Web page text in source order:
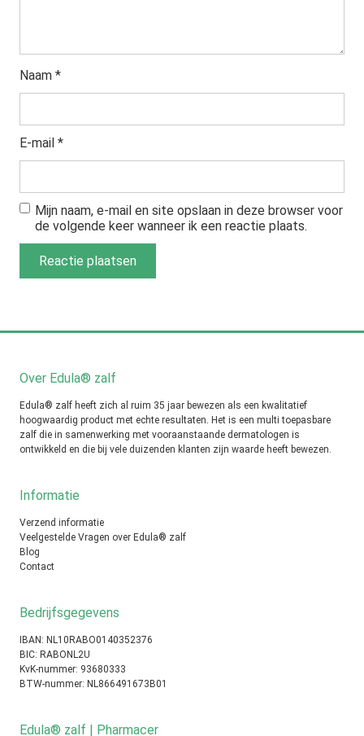
Naam *
E-mail *
Mijn naam, e-mail en site opslaan in deze browser voor
de volgende keer wanneer ik een reactie plaats.
Over Edula® zalf
Edula® zalf heeft zich al ruim 35 jaar bewezen als een kwalitatief
hoogwaardig product met echte resultaten. Het is een multi toepasbare
zalf die in samenwerking met vooraanstaande dermatologen is
ontwikkeld en die bij vele duizenden klanten zijn waarde heeft bewezen.
Informatie
Verzend informatie
Veelgestelde Vragen over Edula® zalf
Blog
Contact
Bedrijfsgegevens
IBAN: NL10RABO0140352376
BIC: RABONL2U
KvK-nummer: 93680333
BTW-nummer: NL866491673B01
Edula® zalf | Pharmacer